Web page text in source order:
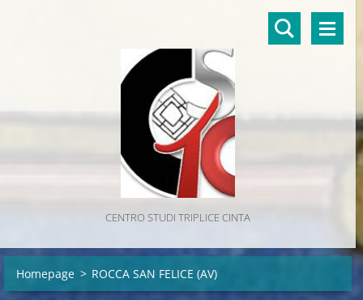
CENTRO STUDI TRIPLICE CINTA
Homepage > ROCCA SAN FELICE (AV)